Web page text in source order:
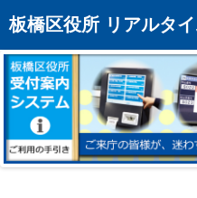
板橋区役所 リアルタ
トップページへ
混雑予想カレンダー
リアルタイム混雑状況
リアルタイム受付番号状
メール通知登録